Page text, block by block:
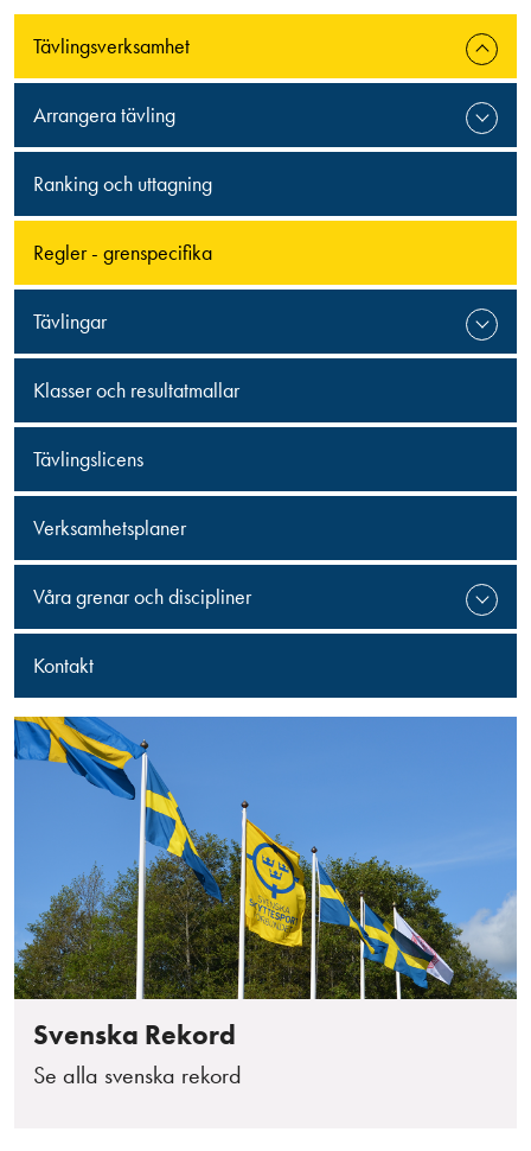
Tävlingsverksamhet
Arrangera tävling
Ranking och uttagning
Regler - grenspecifika
Tävlingar
Klasser och resultatmallar
Tävlingslicens
Verksamhetsplaner
Våra grenar och discipliner
Kontakt
Svenska Rekord
Se alla svenska rekord